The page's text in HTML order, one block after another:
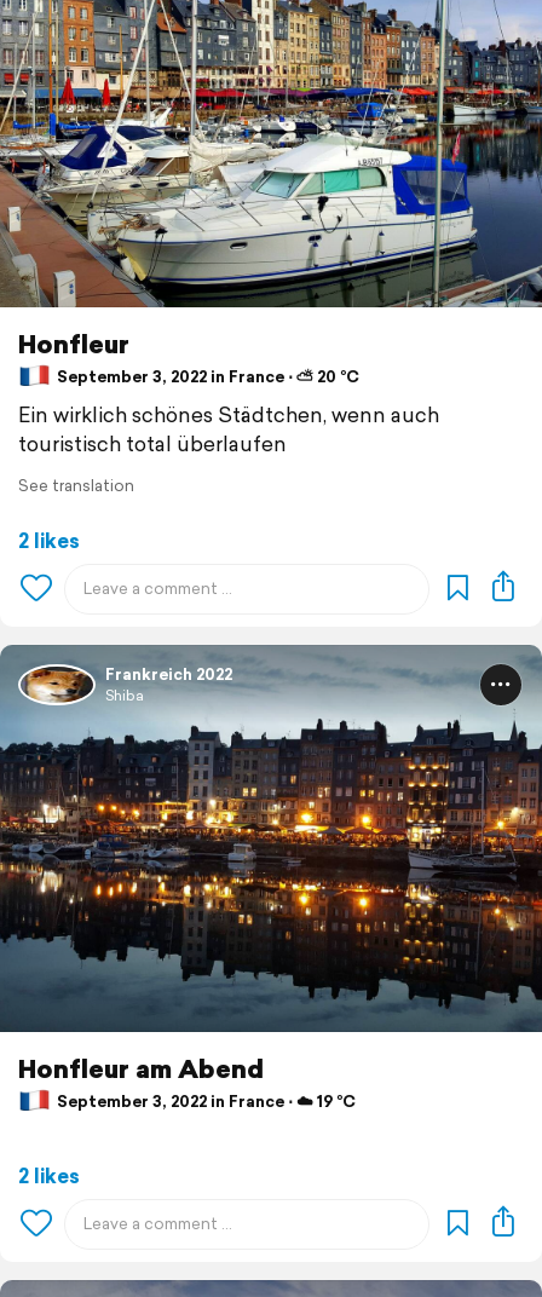
Honfleur
September 3, 2022 in France ⋅ ⛅ 20 °C
Ein wirklich schönes Städtchen, wenn auch
touristisch total überlaufen
See translation
2 likes
Frankreich 2022
Shiba
Honfleur am Abend
September 3, 2022 in France ⋅ ☁️ 19 °C
2 likes